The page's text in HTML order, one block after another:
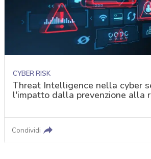
CYBER RISK
Threat Intelligence nella cyber
l'impatto dalla prevenzione alla
Condividi